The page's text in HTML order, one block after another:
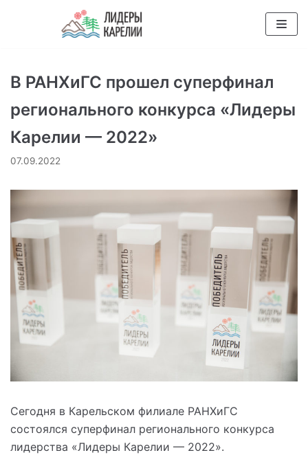
В РАНХиГС прошел суперфинал
регионального конкурса «Лидеры
Карелии — 2022»
07.09.2022
Сегодня в Карельском филиале РАНХиГС
состоялся суперфинал регионального конкурса
лидерства «Лидеры Карелии — 2022».